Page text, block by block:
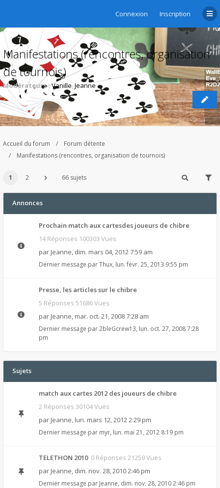
Connexion Inscription
Manifestations (rencontres, organisation
de tournois)
Modérateurs :Vanille,Jeanne
Accueil du forum
Forum détente
Manifestations (rencontres, organisation de tournois)
1 2 66 sujets
Annonces
Prochain match aux cartesdes joueurs de chibre
14 Réponses 100303 Vues
par Jeanne, dim. mars 04, 2012 7:59 am
Dernier message parThux, lun. févr. 25, 2013 9:55 pm
Presse, les articles sur le chibre
5 Réponses 51686 Vues
par Jeanne, mar. oct. 21, 2008 7:28 am
Dernier message par2bleGcrew13, lun. oct. 27, 2008 7:28
pm
Sujets
match aux cartes 2012 des joueurs de chibre
2 Réponses 30104 Vues
par Jeanne, lun. mars 12, 2012 2:29 pm
Dernier message par myr, lun. mai 21, 2012 8:19 pm
TELETHON 2010 0 Réponses 21259 Vues
par Jeanne, dim. nov. 28, 2010 2:46 pm
Dernier message par Jeanne, dim. nov. 28, 2010 2:46 pm